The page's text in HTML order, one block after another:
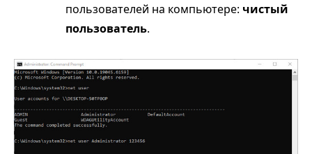
пользователей на компьютере: чистый
пользователь.